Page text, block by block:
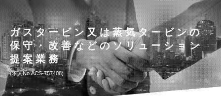
ガスタービン又は蒸気タービンの
保守・改善などのソリューション
提案業務
求人No.ACS-757408